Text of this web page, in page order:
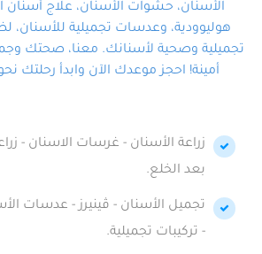
الأسنان، حشوات الأسنان، علاج أسنان
هوليوودية، وعدسات تجميلية للأسنان،
تجميلية وصحية لأسنانك. معنا، صحتك
أمينة! احجز موعدك الآن وابدأ رحلتك
زراعة الأسنان - غرسات الاسنان -
بعد الخلع.
تجميل الأسنان - ڤينيرز - عدسات
- تركيبات تجميلية.